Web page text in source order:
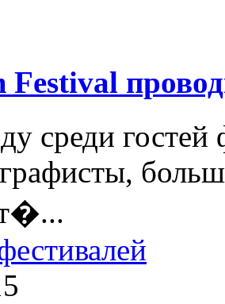
Festival
среди гостей